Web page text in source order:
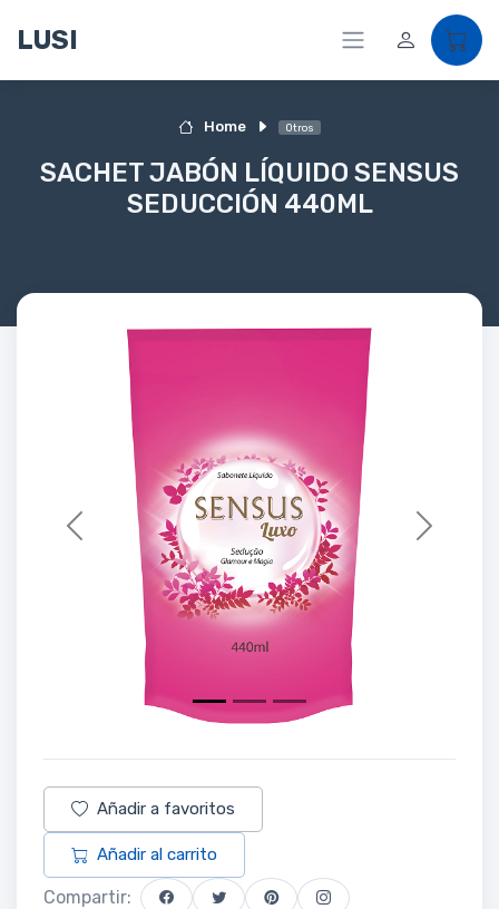
LUSI
Home Otros
SACHET JABÓN LÍQUIDO SENSUS
SEDUCCIÓN 440ML
Previous Next
Añadir a favoritos
Añadir al carrito
Compartir: